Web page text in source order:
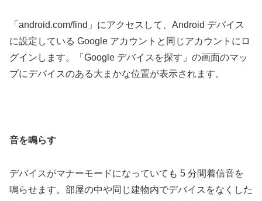
「android.com/find」にアクセスして、Android デバイス
に設定している Google アカウントと同じアカウントにロ
グインします。「Google デバイスを探す」の画面のマッ
プにデバイスのある大まかな位置が表示されます。
音を鳴らす
デバイスがマナーモードになっていても 5 分間着信音を
鳴らせます。部屋の中や同じ建物内でデバイスをなくした